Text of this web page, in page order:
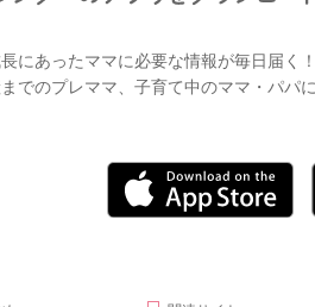
にあったママに必要な情報が毎日届く！
でのプレママ、子育て中のママ・パパ